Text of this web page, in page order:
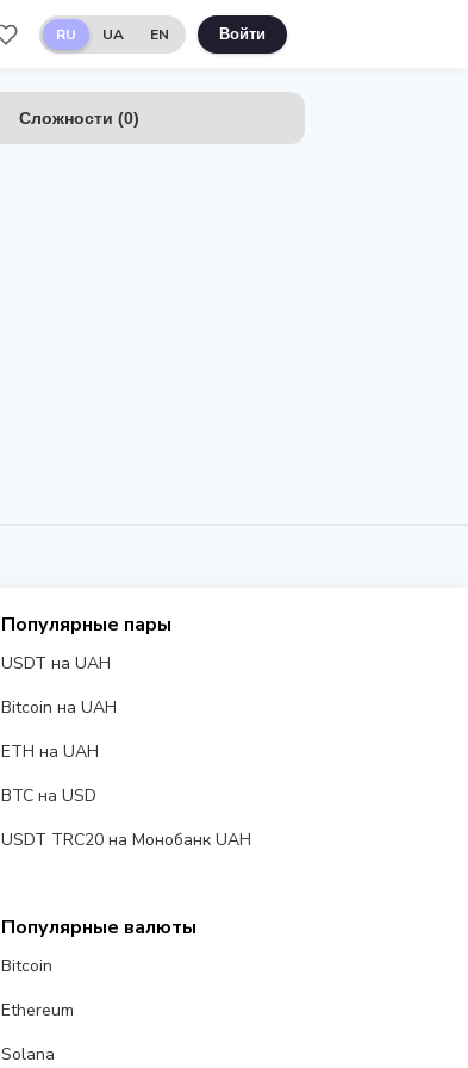
RU UA EN Войти
Сложности (0)
Популярные пары
USDT на UAH
Bitcoin на UAH
ETH на UAH
BTC на USD
USDT TRC20 на Монобанк UAH
Популярные валюты
Bitcoin
Ethereum
Solana